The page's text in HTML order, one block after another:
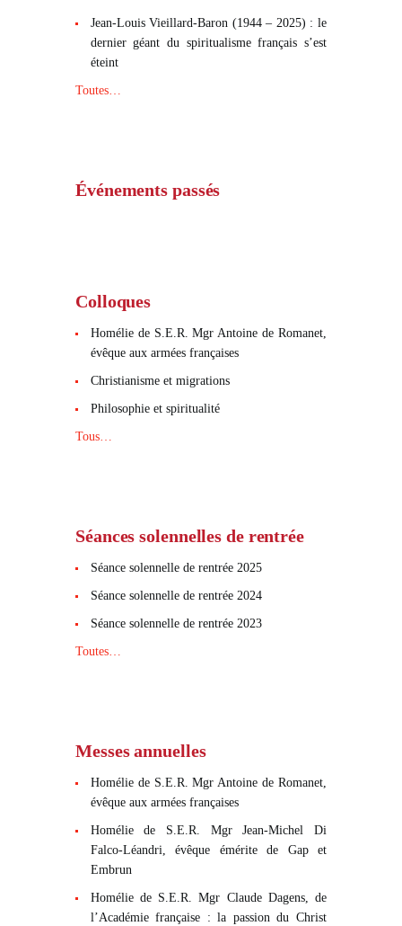
Jean-Louis Vieillard-Baron (1944 – 2025) : le
dernier géant du spiritualisme français s’est
éteint
Toutes…
Événements passés
Colloques
Homélie de S.E.R. Mgr Antoine de Romanet,
évêque aux armées françaises
Christianisme et migrations
Philosophie et spiritualité
Tous…
Séances solennelles de rentrée
Séance solennelle de rentrée 2025
Séance solennelle de rentrée 2024
Séance solennelle de rentrée 2023
Toutes…
Messes annuelles
Homélie de S.E.R. Mgr Antoine de Romanet,
évêque aux armées françaises
Homélie de S.E.R. Mgr Jean-Michel Di
Falco-Léandri, évêque émérite de Gap et
Embrun
Homélie de S.E.R. Mgr Claude Dagens, de
l’Académie française : la passion du Christ